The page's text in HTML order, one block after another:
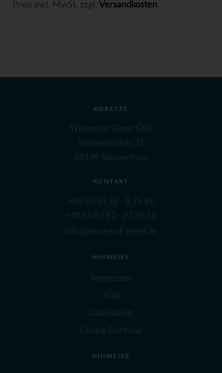
Preis inkl. MwSt. zzgl. Versandkosten
ADRESSE
Winzerhof Gierer GbR
Sonnenbichlstr. 31
88149 Nonnenhorn
KONTAKT
+49 (0) 83 82 - 8 95 81
+49 (0) 83 82 - 27 39 16
info@winzerhof-gierer.de
HINWEISE
Impressum
AGB
Datenschutz
Cookie Richtlinie
HINWEISE